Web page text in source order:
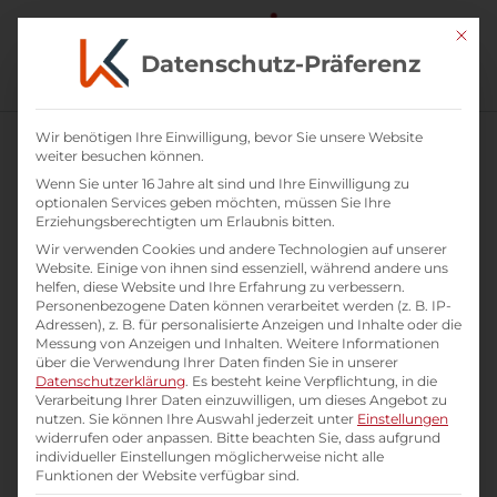
Karriere
Praktikum Coaching und
Mit
Datenschutz-Präferenz
Wir benötigen Ihre Einwilligung, bevor Sie unsere Website
weiter besuchen können.
Wenn Sie unter 16 Jahre alt sind und Ihre Einwilligung zu
optionalen Services geben möchten, müssen Sie Ihre
Erziehungsberechtigten um Erlaubnis bitten.
Wir verwenden Cookies und andere Technologien auf unserer
Website. Einige von ihnen sind essenziell, während andere uns
helfen, diese Website und Ihre Erfahrung zu verbessern.
Personenbezogene Daten können verarbeitet werden (z. B. IP-
Adressen), z. B. für personalisierte Anzeigen und Inhalte oder die
Messung von Anzeigen und Inhalten. Weitere Informationen
über die Verwendung Ihrer Daten finden Sie in unserer
Datenschutzerklärung. Es besteht keine Verpflichtung, in die
Verarbeitung Ihrer Daten einzuwilligen, um dieses Angebot zu
nutzen. Sie können Ihre Auswahl jederzeit unter Einstellungen
widerrufen oder anpassen. Bitte beachten Sie, dass aufgrund
individueller Einstellungen möglicherweise nicht alle
Funktionen der Website verfügbar sind.